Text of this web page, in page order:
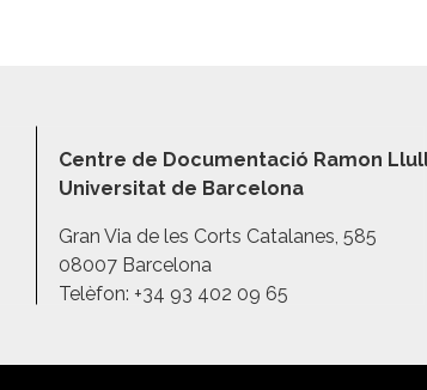
Centre de Documentació Ramon
Universitat de Barcelona
Gran Via de les Corts Catalanes, 585
08007 Barcelona
Telèfon: +34 93 402 09 65